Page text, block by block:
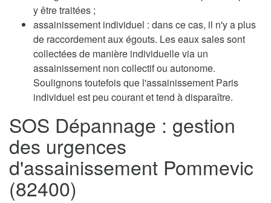
y être traitées ;
assainissement individuel : dans ce cas, il n'y a plus
de raccordement aux égouts. Les eaux sales sont
collectées de manière individuelle via un
assainissement non collectif ou autonome.
Soulignons toutefois que l'assainissement Paris
individuel est peu courant et tend à disparaître.
SOS Dépannage : gestion
des urgences
d'assainissement Pommevic
(82400)